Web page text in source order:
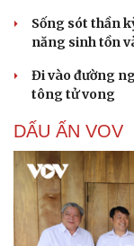
Sống sót thần
năng sinh tồn
Đi vào đường
tông tử vong
DẤU ẤN VOV